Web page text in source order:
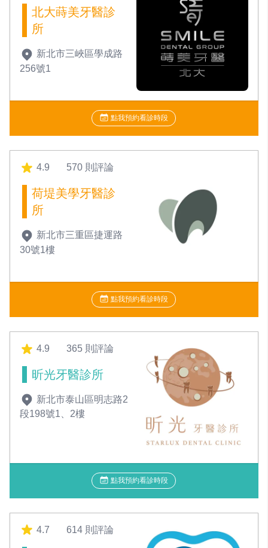
北大蒔美牙醫診
所
新北市三峽區學成路
256號1
點我預約看診時段
4.9 570 則評論
荷堤美學牙醫診
所
新北市三重區捷運路
30號1樓
點我預約看診時段
4.9 365 則評論
昕光牙醫診所
新北市泰山區明志路2
段198號1、2樓
點我預約看診時段
4.7 614 則評論